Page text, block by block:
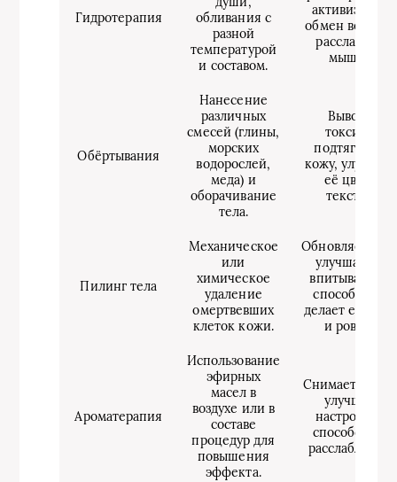
Гидротерапия
обливания с
разной
температурой
и составом.
активизирует
обмен
расслабляет
мышцы.
Обёртывания
Нанесение
различных
смесей (глины,
морских
водорослей,
меда) и
оборачивание
тела.
Выводят
токсины,
подтягивают
кожу,
её цвет и
текстуру.
Пилинг тела
Механическое
или
химическое
удаление
омертвевших
клеток кожи.
Обновляет
улучшает её
впитывающую
способность,
делает её
и ровнее.
Ароматерапия
Использование
эфирных
масел в
воздухе или в
составе
процедур для
повышения
эффекта.
Снимает
улучшает
настроение,
способствует
расслаблению.